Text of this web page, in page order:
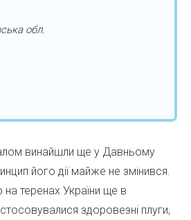
обл.
винайшли ще у Давньому
його дії майже не змінився.
теренах України ще в
здоровезні плуги,